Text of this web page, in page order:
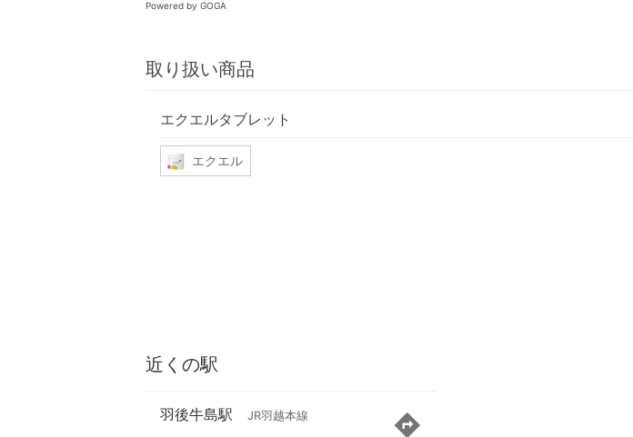
Powered by GOGA
取り扱い商品
エクエルタブレット
エクエル
近くの駅
羽後牛島駅 JR羽越本線